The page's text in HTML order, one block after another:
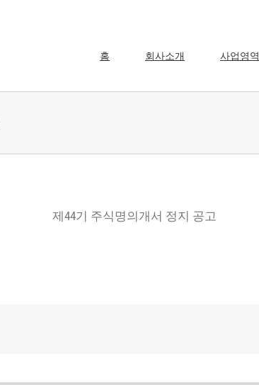
홈 회사소개 사업영역
제44기 주식명의개서 정지 공고